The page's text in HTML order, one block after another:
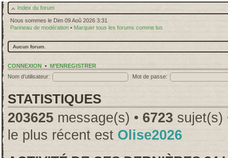
Index du forum
Nous sommes le Dim 09 Aoû 2026 3:31
Panneau de modération • Marquer tous les forums comme lus
Aucun forum.
CONNEXION • M’ENREGISTRER
Nom d’utilisateur:
Mot de passe:
STATISTIQUES
203625 message(s) • 6723 sujet(s)
le plus récent est Olise2026